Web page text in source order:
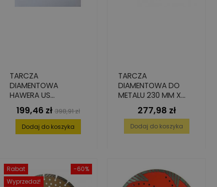
TARCZA
DIAMENTOWA
HAWERA US
UNIWERSALNA SUPER
180 X 22,2 MM
Cena
199,46 zł Cena
podstawowa
398,91 zł
Dodaj do koszyka
TARCZA
DIAMENTOWA DO
METALU 230 MM X
22,23 MM 2 MM X 2
Cena
277,98 zł
Dodaj do koszyka
-60%
Rabat
Wyprzedaż!